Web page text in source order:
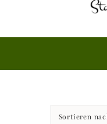
Sortieren